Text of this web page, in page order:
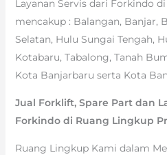
Layanan Servis dari Forkindo
mencakup : Balangan, Banjar,
Selatan, Hulu Sungai Tengah,
Kotabaru, Tabalong, Tanah
Kota Banjarbaru serta Kota
Jual Forklift, Spare Part dan
Forkindo di Ruang Lingkup
Ruang Lingkup Kami dalam